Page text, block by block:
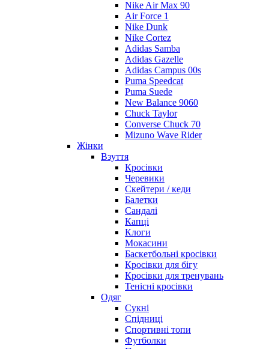
Nike Air Max 90
Air Force 1
Nike Dunk
Nike Cortez
Adidas Samba
Adidas Gazelle
Adidas Campus 00s
Puma Speedcat
Puma Suede
New Balance 9060
Chuck Taylor
Converse Chuck 70
Mizuno Wave Rider
Жінки
Взуття
Кросівки
Черевики
Скейтери / кеди
Балетки
Сандалі
Капці
Клоги
Мокасини
Баскетбольні кросівки
Кросівки для бігу
Кросівки для тренувань
Тенісні кросівки
Одяг
Сукні
Спідниці
Спортивні топи
Футболки